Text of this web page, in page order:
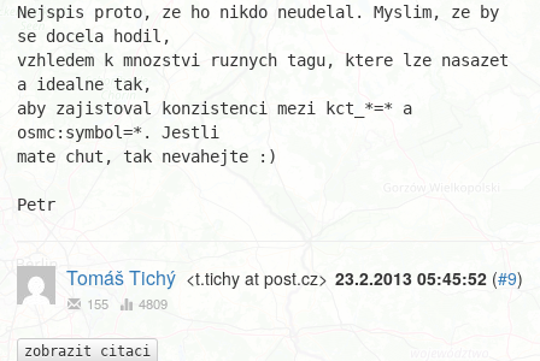
Nejspis proto, ze ho nikdo neudelal. Myslim, ze by
se docela hodil,
vzhledem k mnozstvi ruznych tagu, ktere lze nasazet
a idealne tak,
aby zajistoval konzistenci mezi kct_*=* a
osmc:symbol=*. Jestli
mate chut, tak nevahejte :)
Petr
23.2.2013 05:45:52 (#9)
Tomáš Tichý <t.tichy at post.cz>
155 4809
zobrazit citaci